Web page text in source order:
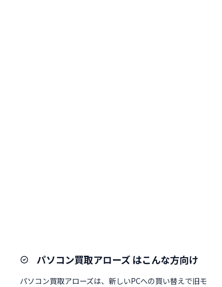
パソコン買取アローズ はこんな方向け
パソコン買取アローズは、新しいPCへの買い替えで旧モ